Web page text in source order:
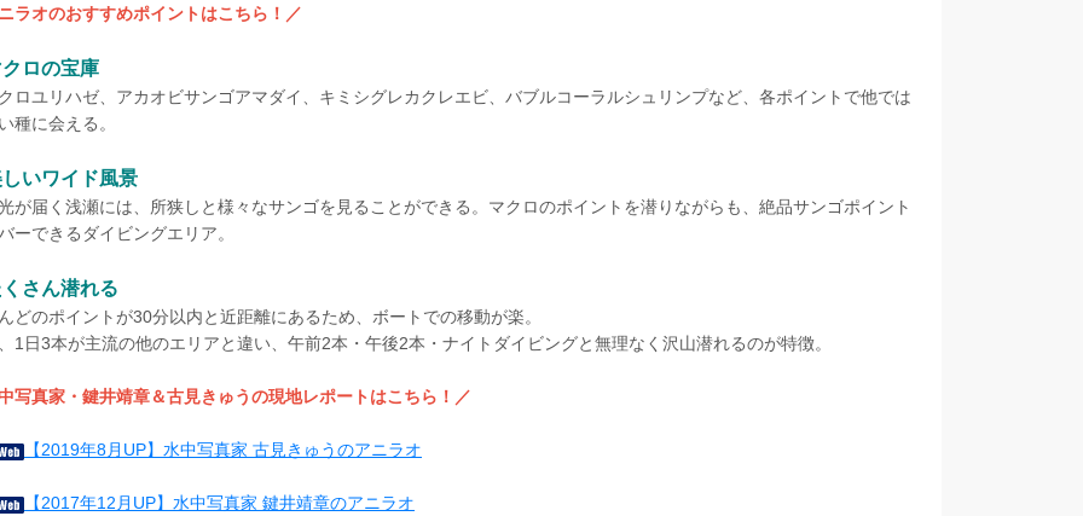
ラオのおすすめポイントはこちら！／
ロの宝庫
ロユリハゼ、アカオビサンゴアマダイ、キミシグレカクレエビ、バブルコーラルシュリンプなど、各ポイントで他では
種に会える。
いワイド風景
が届く浅瀬には、所狭しと様々なサンゴを見ることができる。マクロのポイントを潜りながらも、絶品サンゴポイント
ーできるダイビングエリア。
さん潜れる
どのポイントが30分以内と近距離にあるため、ボートでの移動が楽。
1日3本が主流の他のエリアと違い、午前2本・午後2本・ナイトダイビングと無理なく沢山潜れるのが特徴。
写真家・鍵井靖章＆古見きゅうの現地レポートはこちら！／
【2019年8月UP】水中写真家 古見きゅうのアニラオ
【2017年12月UP】水中写真家 鍵井靖章のアニラオ